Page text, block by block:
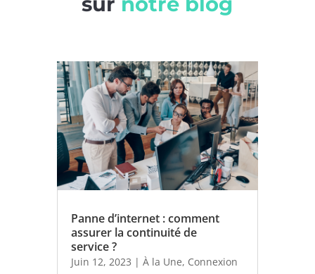
Panne d’internet : comment
assurer la continuité de
service ?
Juin 12, 2023 | À la Une, Connexion